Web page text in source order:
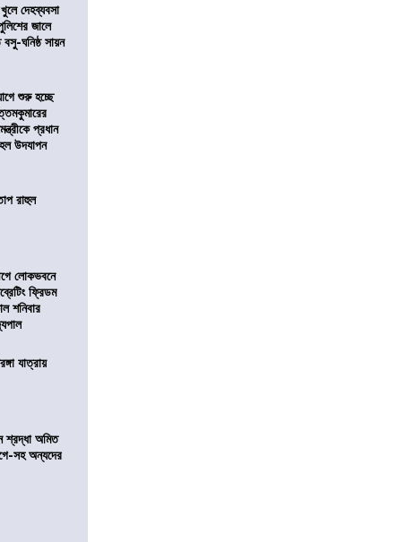
দেহব্যবসা
জালে
ঘনিষ্ঠ সায়ন
শুরু হচ্ছে
প্রধান
উদযাপন
রাহুল
লোকভবনে
ফ্রিডম
শনিবার
যাত্রায়
শ্রদ্ধা অমিত
সহ অন্যদের